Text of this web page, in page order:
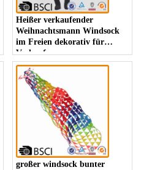
Heißer verkaufender
Weihnachtsmann Windsock
im Freien dekorativ für
Verkauf
großer windsock bunter